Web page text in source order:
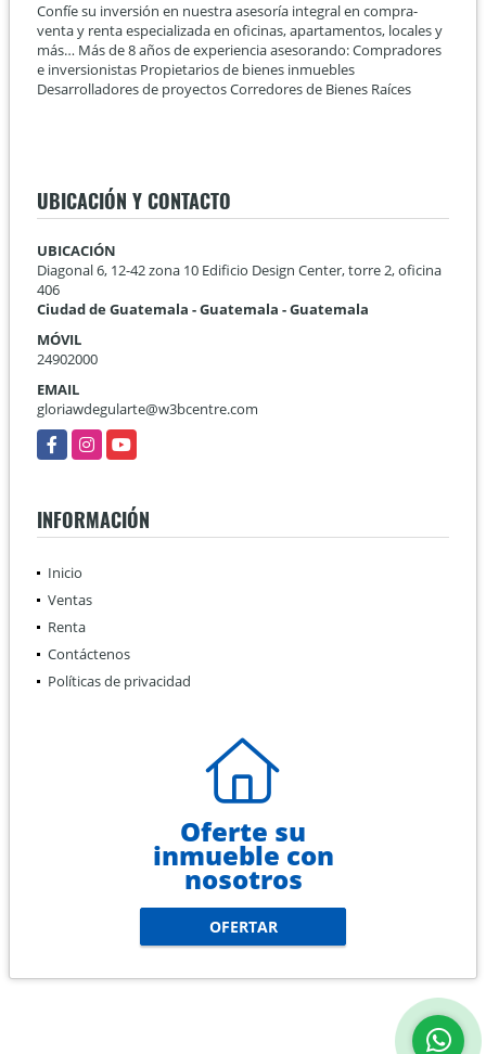
Confíe su inversión en nuestra asesoría integral en compra-
venta y renta especializada en oficinas, apartamentos, locales y
más… Más de 8 años de experiencia asesorando: Compradores
e inversionistas Propietarios de bienes inmuebles
Desarrolladores de proyectos Corredores de Bienes Raíces
UBICACIÓN Y CONTACTO
UBICACIÓN
Diagonal 6, 12-42 zona 10 Edificio Design Center, torre 2, oficina
406
Ciudad de Guatemala - Guatemala - Guatemala
MÓVIL
24902000
EMAIL
gloriawdegularte@w3bcentre.com
FacebookInstagram
YouTube
INFORMACIÓN
Inicio
Ventas
Renta
Contáctenos
Políticas de privacidad
Oferte su
inmueble con
nosotros
OFERTAR